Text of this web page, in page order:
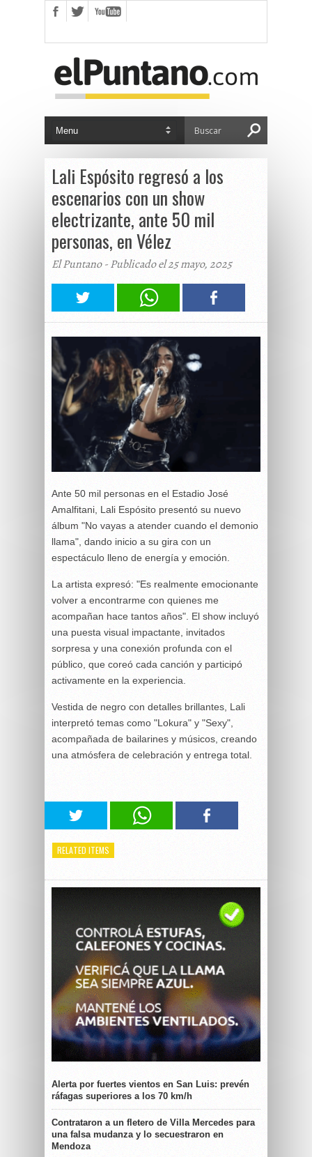
Lali Espósito regresó a los
escenarios con un show
electrizante, ante 50 mil
personas, en Vélez
El Puntano - Publicado el 25 mayo, 2025
Ante 50 mil personas en el Estadio José
Amalfitani, Lali Espósito presentó su nuevo
álbum "No vayas a atender cuando el demonio
llama", dando inicio a su gira con un
espectáculo lleno de energía y emoción.
La artista expresó: "Es realmente emocionante
volver a encontrarme con quienes me
acompañan hace tantos años". El show incluyó
una puesta visual impactante, invitados
sorpresa y una conexión profunda con el
público, que coreó cada canción y participó
activamente en la experiencia.
Vestida de negro con detalles brillantes, Lali
interpretó temas como "Lokura" y "Sexy",
acompañada de bailarines y músicos, creando
una atmósfera de celebración y entrega total.
RELATED ITEMS
Alerta por fuertes vientos en San Luis: prevén
ráfagas superiores a los 70 km/h
Contrataron a un fletero de Villa Mercedes para
una falsa mudanza y lo secuestraron en
Mendoza